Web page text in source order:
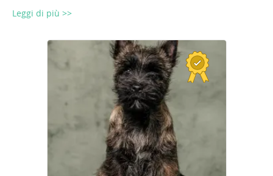
Leggi di più >>